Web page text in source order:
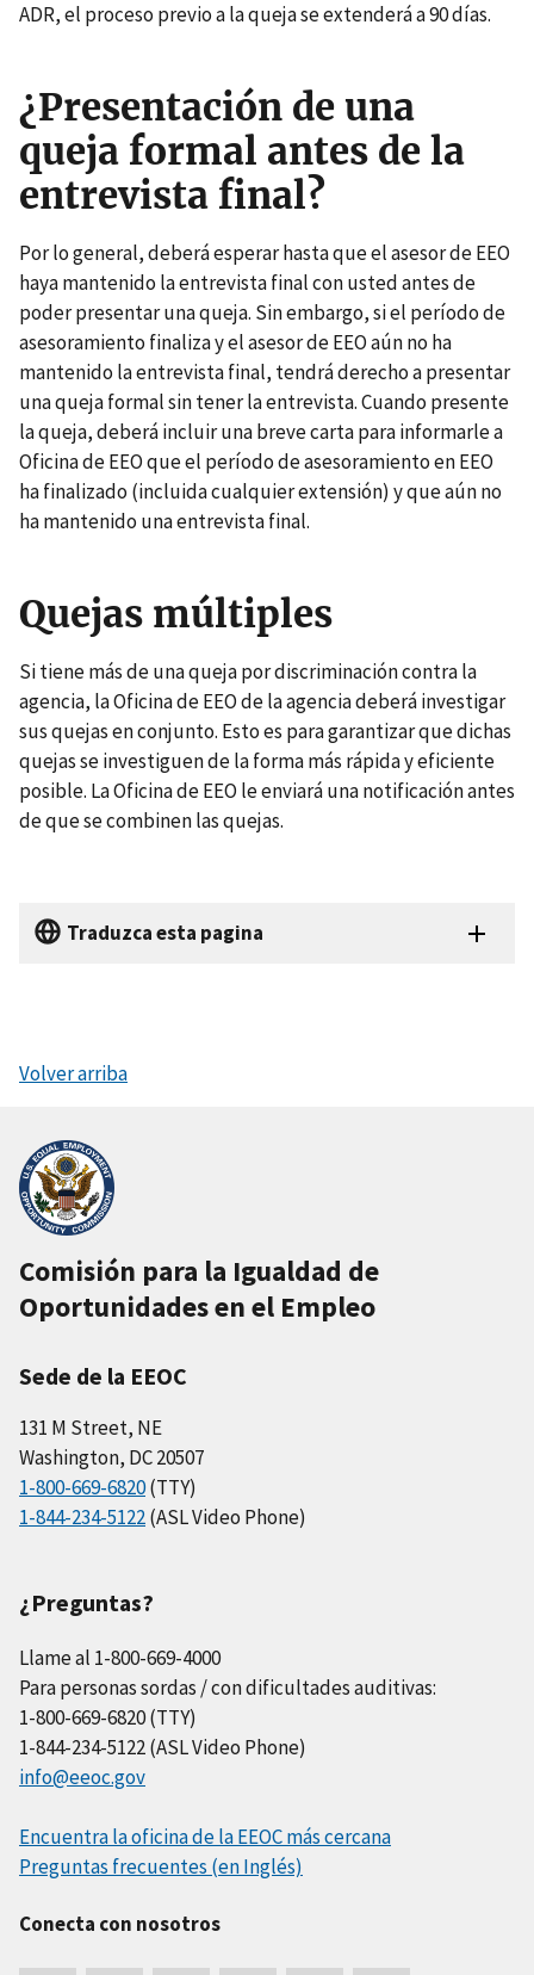
ADR, el proceso previo a la queja se extenderá a 90 días.
¿Presentación de una
queja formal antes de la
entrevista final?
Por lo general, deberá esperar hasta que el asesor de EEO
haya mantenido la entrevista final con usted antes de
poder presentar una queja. Sin embargo, si el período de
asesoramiento finaliza y el asesor de EEO aún no ha
mantenido la entrevista final, tendrá derecho a presentar
una queja formal sin tener la entrevista. Cuando presente
la queja, deberá incluir una breve carta para informarle a
Oficina de EEO que el período de asesoramiento en EEO
ha finalizado (incluida cualquier extensión) y que aún no
ha mantenido una entrevista final.
Quejas múltiples
Si tiene más de una queja por discriminación contra la
agencia, la Oficina de EEO de la agencia deberá investigar
sus quejas en conjunto. Esto es para garantizar que dichas
quejas se investiguen de la forma más rápida y eficiente
posible. La Oficina de EEO le enviará una notificación antes
de que se combinen las quejas.
Traduzca esta pagina
Volver arriba
Comisión para la Igualdad de
Oportunidades en el Empleo
Sede de la EEOC
131 M Street, NE
Washington, DC 20507
1-800-669-6820(TTY)
1-844-234-5122(ASL Video Phone)
¿Preguntas?
Llame al 1-800-669-4000
Para personas sordas / con dificultades auditivas:
1-800-669-6820 (TTY)
1-844-234-5122 (ASL Video Phone)
info@eeoc.gov
Encuentra la oficina de la EEOC más cercana
Preguntas frecuentes (en Inglés)
Conecta con nosotros